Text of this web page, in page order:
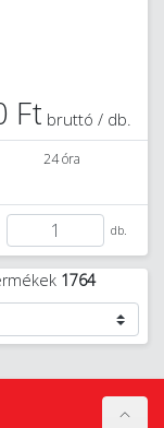
Ft bruttó / db.
24 óra
db.
1764